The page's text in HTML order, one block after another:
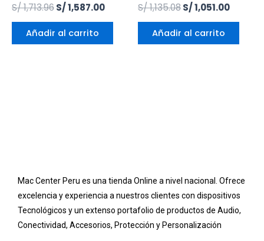
Valorado
en
0
S/1,713.96S/1,587.00
Añadir al carrito
Valorado
en
0
S/1,135.08S/1,051.00
Añadir al carrito
Mac Center Peru es una tienda Online a nivel nacional
. Ofrece
excelencia y experiencia a nuestros clientes con dispositivos
Tecnológicos y un extenso portafolio de productos de Audio,
Conectividad, Accesorios, Protección y Personalización